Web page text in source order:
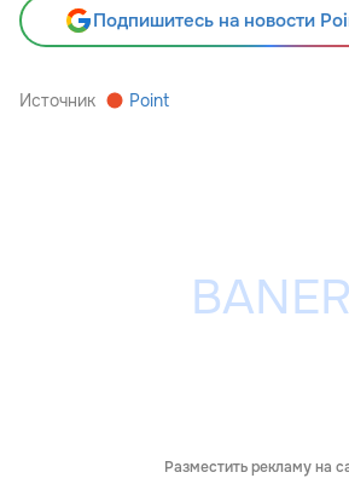
Подпишитесь на новости
Источник Point
Разместить рекламу на